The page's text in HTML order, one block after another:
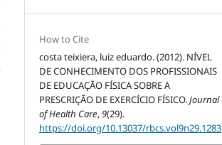
How to Cite
costa teixiera, luiz eduardo. (2012). NÍVEL
DE CONHECIMENTO DOS PROFISSIONAIS
DE EDUCAÇÃO FÍSICA SOBRE A
PRESCRIÇÃO DE EXERCÍCIO FÍSICO.Journal
of Health Care,9(29).
https://doi.org/10.13037/rbcs.vol9n29.1283